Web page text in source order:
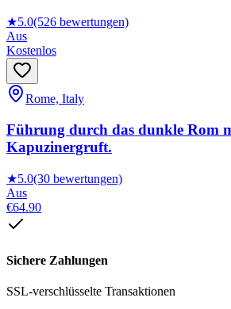
★5.0(526 bewertungen)
Aus
Kostenlos
Rome, Italy
Führung durch das dunkle Rom
Kapuzinergruft.
★5.0(30 bewertungen)
Aus
€64.90
Sichere Zahlungen
SSL-verschlüsselte Transaktionen